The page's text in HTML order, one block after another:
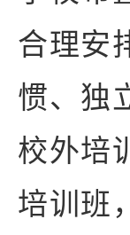
合理安
惯、独
校外培
培训班